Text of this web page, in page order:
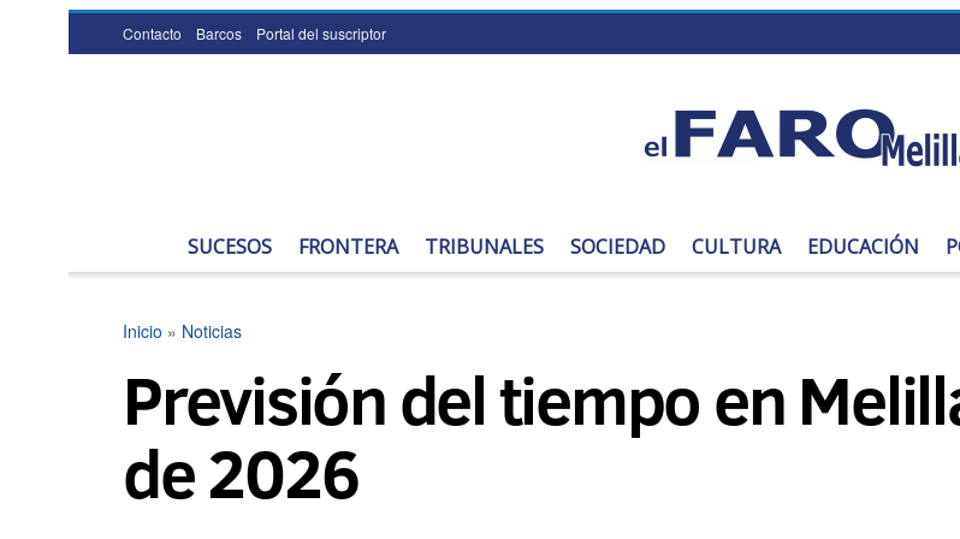
Contacto Barcos Portal del suscriptor
SUCESOS FRONTERA TRIBUNALES SOCIEDAD CULTURA EDUCACIÓN
Inicio » Noticias
Previsión del tiempo en
de 2026